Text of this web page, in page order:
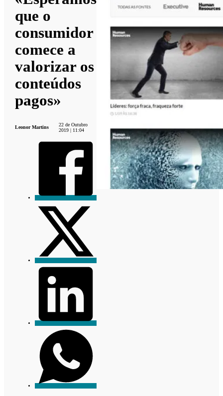
que o
consumidor
comece a
valorizar os
conteúdos
pagos»
Leonor Martins
22 de Outubro
2019 | 11:04